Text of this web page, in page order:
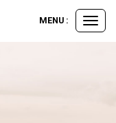
Ouvrir
le
MENU :